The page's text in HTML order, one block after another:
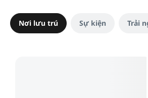
Nơi lưu trú Sự kiện Trải